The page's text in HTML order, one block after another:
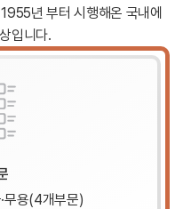
년 부터 시행해온 국내에
입니다.
무용(4개부문)